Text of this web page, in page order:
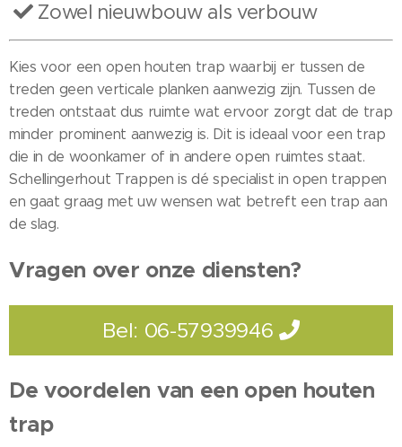
Zowel nieuwbouw als verbouw
Kies voor een open houten trap waarbij er tussen de
treden geen verticale planken aanwezig zijn. Tussen de
treden ontstaat dus ruimte wat ervoor zorgt dat de trap
minder prominent aanwezig is. Dit is ideaal voor een trap
die in de woonkamer of in andere open ruimtes staat.
Schellingerhout Trappen is dé specialist in open trappen
en gaat graag met uw wensen wat betreft een trap aan
de slag.
Vragen over onze diensten?
Bel: 06-57939946
De voordelen van een open houten
trap